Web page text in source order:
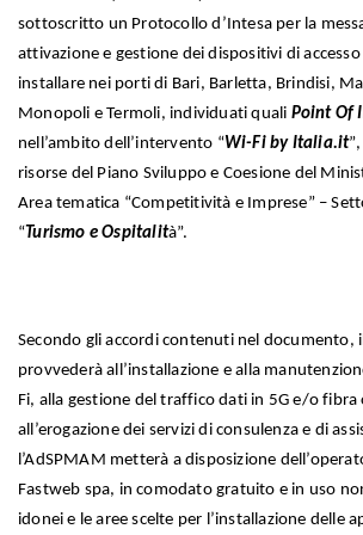
sottoscritto un Protocollo d’Intesa per la
attivazione e gestione dei dispositivi di accesso
installare nei porti di Bari, Barletta, Brindisi,
Monopoli e Termoli, individuati quali Point Of
nell’ambito dell’intervento “Wi-Fi by Italia.it
risorse del Piano Sviluppo e Coesione del
Area tematica “Competitività e Imprese” –
“ Turismo e Ospitalità”.
Secondo gli accordi contenuti nel documento,
provvederà all’installazione e alla
Fi, alla gestione del traffico dati in 5G e/o fibra
all’erogazione dei servizi di consulenza e di
l’AdSPMAM metterà a disposizione
Fastweb spa, in comodato gratuito e in uso
idonei e le aree scelte per l’installazione delle